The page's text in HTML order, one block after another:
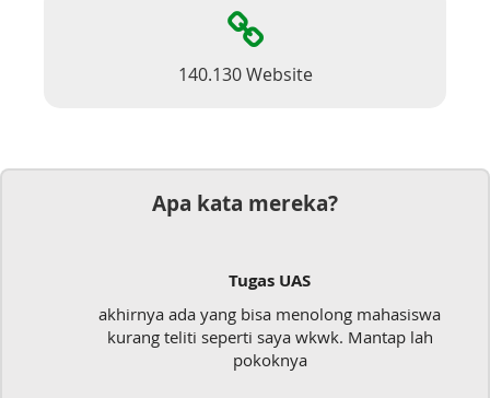
140.130 Website
Apa kata mereka?
Tugas UAS
akhirnya ada yang bisa menolong mahasiswa
kurang teliti seperti saya wkwk. Mantap lah
pokoknya